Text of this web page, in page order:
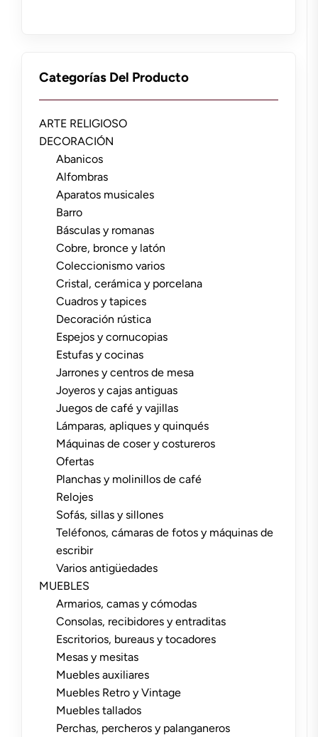
Categorías Del Producto
ARTE RELIGIOSO
DECORACIÓN
Abanicos
Alfombras
Aparatos musicales
Barro
Básculas y romanas
Cobre, bronce y latón
Coleccionismo varios
Cristal, cerámica y porcelana
Cuadros y tapices
Decoración rústica
Espejos y cornucopias
Estufas y cocinas
Jarrones y centros de mesa
Joyeros y cajas antiguas
Juegos de café y vajillas
Lámparas, apliques y quinqués
Máquinas de coser y costureros
Ofertas
Planchas y molinillos de café
Relojes
Sofás, sillas y sillones
Teléfonos, cámaras de fotos y máquinas de
escribir
Varios antigüedades
MUEBLES
Armarios, camas y cómodas
Consolas, recibidores y entraditas
Escritorios, bureaus y tocadores
Mesas y mesitas
Muebles auxiliares
Muebles Retro y Vintage
Muebles tallados
Perchas, percheros y palanganeros